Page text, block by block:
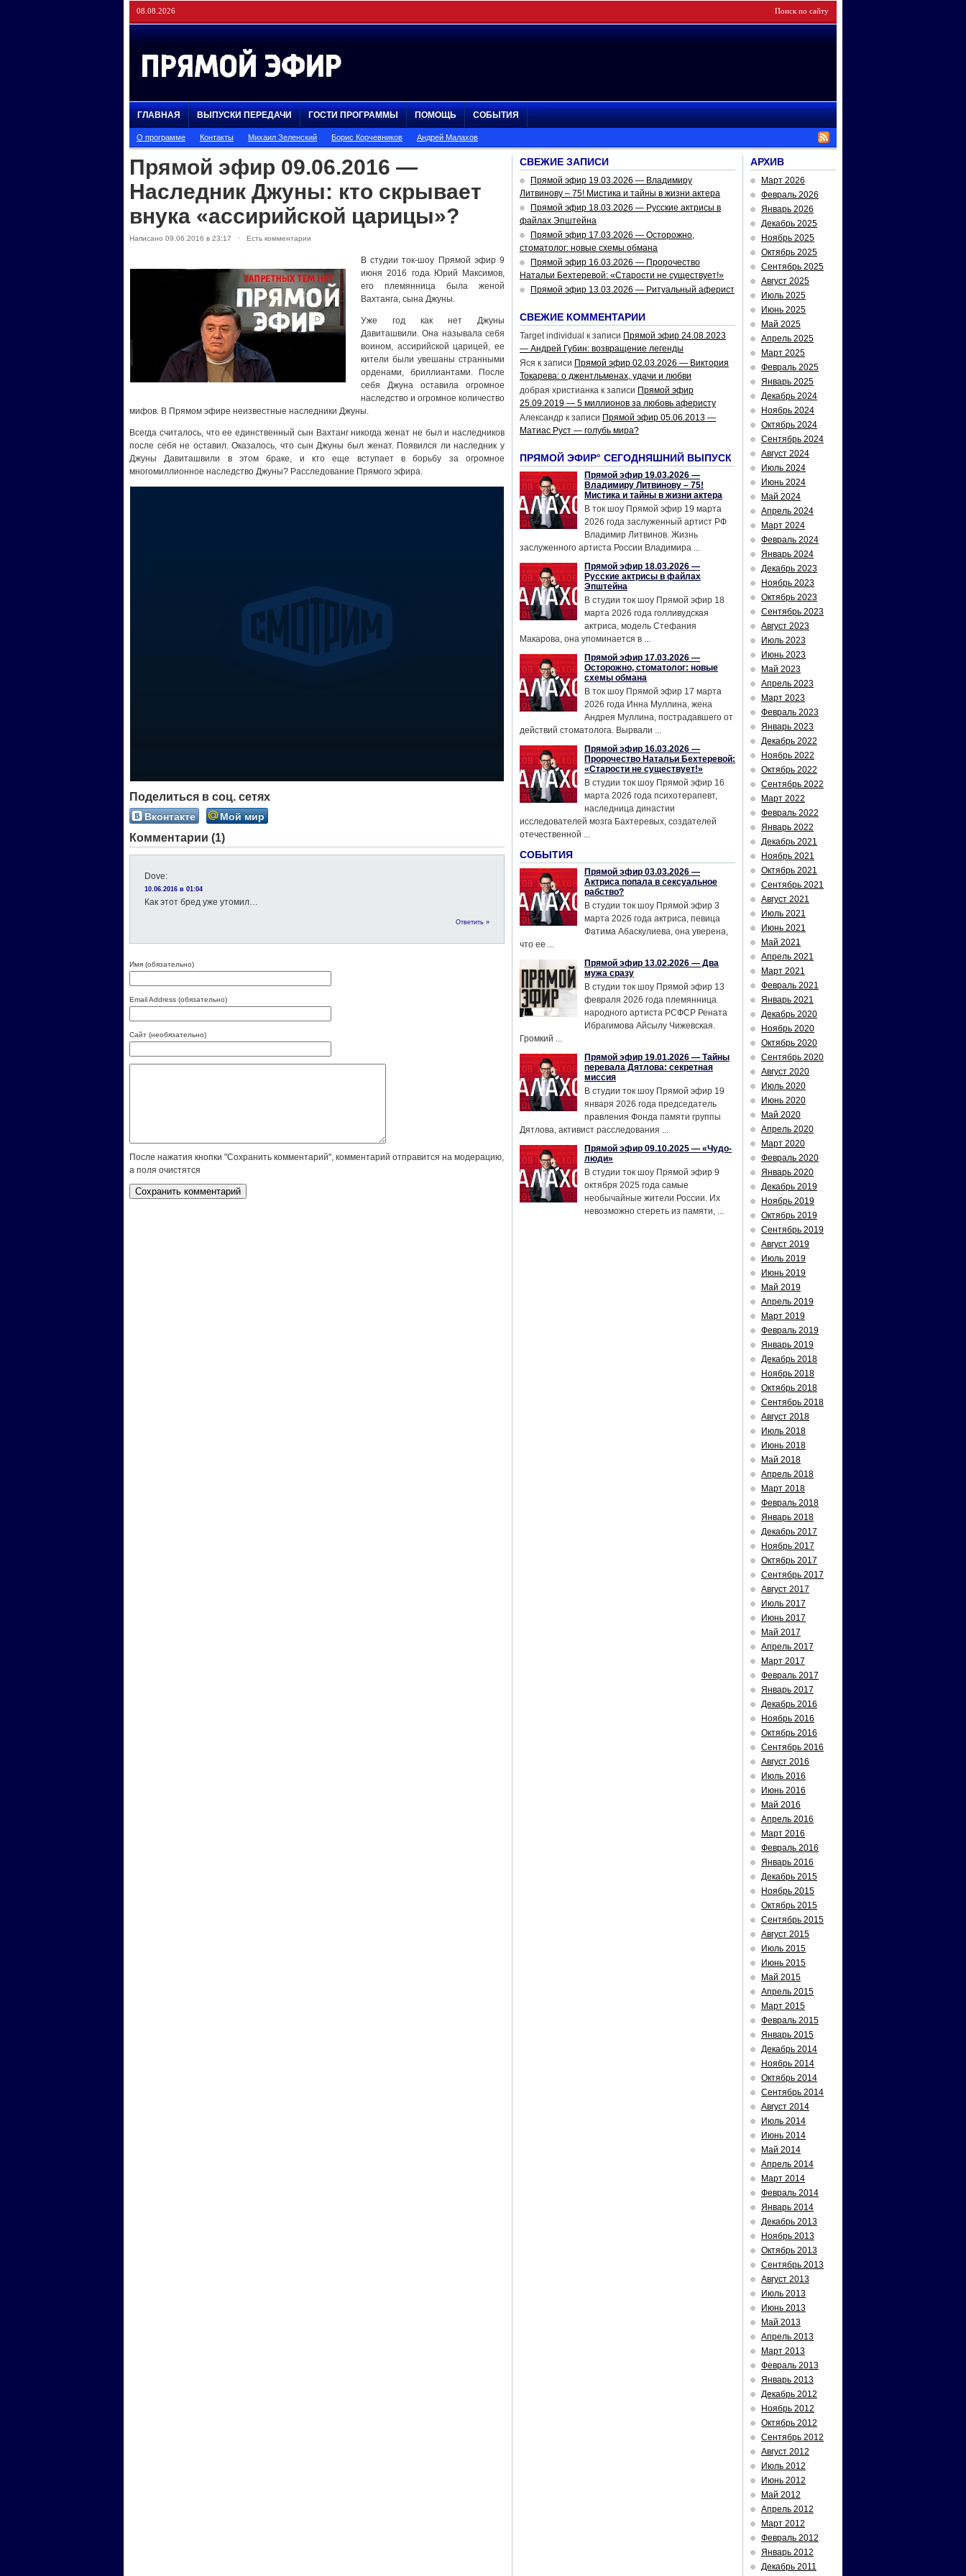
08.08.2026
ГЛАВНАЯ ВЫПУСКИ ПЕРЕДАЧИ ГОСТИ ПРОГРАММЫ ПОМОЩЬ СОБЫТИЯ
О программе Контакты Михаил Зеленский Борис Корчевников Андрей Малахов
Прямой эфир 09.06.2016 —
Наследник Джуны: кто скрывает
внука «ассирийской царицы»?
Написано 09.06.2016 в 23:17 · Есть комментарии
В студии ток-шоу Прямой эфир 9
июня 2016 года Юрий Максимов,
его племянница была женой
Вахтанга, сына Джуны.
Уже год как нет Джуны
Давиташвили. Она называла себя
воином, ассирийской царицей, ее
кители были увешаны странными
орденами, бриллиантами. После
себя Джуна оставила огромное
наследство и огромное количество
мифов. В Прямом эфире неизвестные наследники Джуны.
Всегда считалось, что ее единственный сын Вахтанг никогда женат не был и наследников
после себя не оставил. Оказалось, что сын Джуны был женат. Появился ли наследник у
Джуны Давиташвили в этом браке, и кто еще вступает в борьбу за огромное
многомиллионное наследство Джуны? Расследование Прямого эфира.
Поделиться в соц. сетях
Вконтакте Мой мир
Комментарии (1)
Dove:
10.06.2016 в 01:04
Как этот бред уже утомил…
Ответить »
Имя (обязательно)
Email Address (обязательно)
Сайт (необязательно)
После нажатия кнопки "Сохранить комментарий", комментарий отправится на модерацию,
а поля очистятся
СВЕЖИЕ ЗАПИСИ
Прямой эфир 19.03.2026 — Владимиру
Литвинову – 75! Мистика и тайны в жизни актера
Прямой эфир 18.03.2026 — Русские актрисы в
файлах Эпштейна
Прямой эфир 17.03.2026 — Осторожно,
стоматолог: новые схемы обмана
Прямой эфир 16.03.2026 — Пророчество
Натальи Бехтеревой: «Старости не существует!»
Прямой эфир 13.03.2026 — Ритуальный аферист
СВЕЖИЕ КОММЕНТАРИИ
Target individual к записи Прямой эфир 24.08.2023
— Андрей Губин: возвращение легенды
Яся к записи Прямой эфир 02.03.2026 — Виктория
Токарева: о джентльменах, удачи и любви
добрая христианка к записи Прямой эфир
25.09.2019 — 5 миллионов за любовь аферисту
Александр к записи Прямой эфир 05.06.2013 —
Матиас Руст — голубь мира?
ПРЯМОЙ ЭФИР° СЕГОДНЯШНИЙ ВЫПУСК
Прямой эфир 19.03.2026 —
Владимиру Литвинову – 75!
Мистика и тайны в жизни актера
В ток шоу Прямой эфир 19 марта
2026 года заслуженный артист РФ
Владимир Литвинов. Жизнь
заслуженного артиста России Владимира ...
Прямой эфир 18.03.2026 —
Русские актрисы в файлах
Эпштейна
В студии ток шоу Прямой эфир 18
марта 2026 года голливудская
актриса, модель Стефания
Макарова, она упоминается в ...
Прямой эфир 17.03.2026 —
Осторожно, стоматолог: новые
схемы обмана
В ток шоу Прямой эфир 17 марта
2026 года Инна Муллина, жена
Андрея Муллина, пострадавшего от
действий стоматолога. Вырвали ...
Прямой эфир 16.03.2026 —
Пророчество Натальи Бехтеревой:
«Старости не существует!»
В студии ток шоу Прямой эфир 16
марта 2026 года психотерапевт,
наследница династии
исследователей мозга Бахтеревых, создателей
отечественной ...
СОБЫТИЯ
Прямой эфир 03.03.2026 —
Актриса попала в сексуальное
рабство?
В студии ток шоу Прямой эфир 3
марта 2026 года актриса, певица
Фатима Абаскулиева, она уверена,
что ее ...
Прямой эфир 13.02.2026 — Два
мужа сразу
В студии ток шоу Прямой эфир 13
февраля 2026 года племянница
народного артиста РСФСР Рената
Ибрагимова Айсылу Чижевская.
Громкий ...
Прямой эфир 19.01.2026 — Тайны
перевала Дятлова: секретная
миссия
В студии ток шоу Прямой эфир 19
января 2026 года председатель
правления Фонда памяти группы
Дятлова, активист расследования ...
Прямой эфир 09.10.2025 — «Чудо-
люди»
В студии ток шоу Прямой эфир 9
октября 2025 года самые
необычайные жители России. Их
невозможно стереть из памяти, ...
АРХИВ
Март 2026
Февраль 2026
Январь 2026
Декабрь 2025
Ноябрь 2025
Октябрь 2025
Сентябрь 2025
Август 2025
Июль 2025
Июнь 2025
Май 2025
Апрель 2025
Март 2025
Февраль 2025
Январь 2025
Декабрь 2024
Ноябрь 2024
Октябрь 2024
Сентябрь 2024
Август 2024
Июль 2024
Июнь 2024
Май 2024
Апрель 2024
Март 2024
Февраль 2024
Январь 2024
Декабрь 2023
Ноябрь 2023
Октябрь 2023
Сентябрь 2023
Август 2023
Июль 2023
Июнь 2023
Май 2023
Апрель 2023
Март 2023
Февраль 2023
Январь 2023
Декабрь 2022
Ноябрь 2022
Октябрь 2022
Сентябрь 2022
Март 2022
Февраль 2022
Январь 2022
Декабрь 2021
Ноябрь 2021
Октябрь 2021
Сентябрь 2021
Август 2021
Июль 2021
Июнь 2021
Май 2021
Апрель 2021
Март 2021
Февраль 2021
Январь 2021
Декабрь 2020
Ноябрь 2020
Октябрь 2020
Сентябрь 2020
Август 2020
Июль 2020
Июнь 2020
Май 2020
Апрель 2020
Март 2020
Февраль 2020
Январь 2020
Декабрь 2019
Ноябрь 2019
Октябрь 2019
Сентябрь 2019
Август 2019
Июль 2019
Июнь 2019
Май 2019
Апрель 2019
Март 2019
Февраль 2019
Январь 2019
Декабрь 2018
Ноябрь 2018
Октябрь 2018
Сентябрь 2018
Август 2018
Июль 2018
Июнь 2018
Май 2018
Апрель 2018
Март 2018
Февраль 2018
Январь 2018
Декабрь 2017
Ноябрь 2017
Октябрь 2017
Сентябрь 2017
Август 2017
Июль 2017
Июнь 2017
Май 2017
Апрель 2017
Март 2017
Февраль 2017
Январь 2017
Декабрь 2016
Ноябрь 2016
Октябрь 2016
Сентябрь 2016
Август 2016
Июль 2016
Июнь 2016
Май 2016
Апрель 2016
Март 2016
Февраль 2016
Январь 2016
Декабрь 2015
Ноябрь 2015
Октябрь 2015
Сентябрь 2015
Август 2015
Июль 2015
Июнь 2015
Май 2015
Апрель 2015
Март 2015
Февраль 2015
Январь 2015
Декабрь 2014
Ноябрь 2014
Октябрь 2014
Сентябрь 2014
Август 2014
Июль 2014
Июнь 2014
Май 2014
Апрель 2014
Март 2014
Февраль 2014
Январь 2014
Декабрь 2013
Ноябрь 2013
Октябрь 2013
Сентябрь 2013
Август 2013
Июль 2013
Июнь 2013
Май 2013
Апрель 2013
Март 2013
Февраль 2013
Январь 2013
Декабрь 2012
Ноябрь 2012
Октябрь 2012
Сентябрь 2012
Август 2012
Июль 2012
Июнь 2012
Май 2012
Апрель 2012
Март 2012
Февраль 2012
Январь 2012
Декабрь 2011